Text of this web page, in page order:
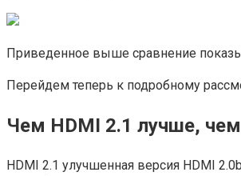
Приведенное выше сравнение
Перейдем теперь к подробному
Чем HDMI 2.1 лучше,
HDMI 2.1 улучшенная версия HDMI